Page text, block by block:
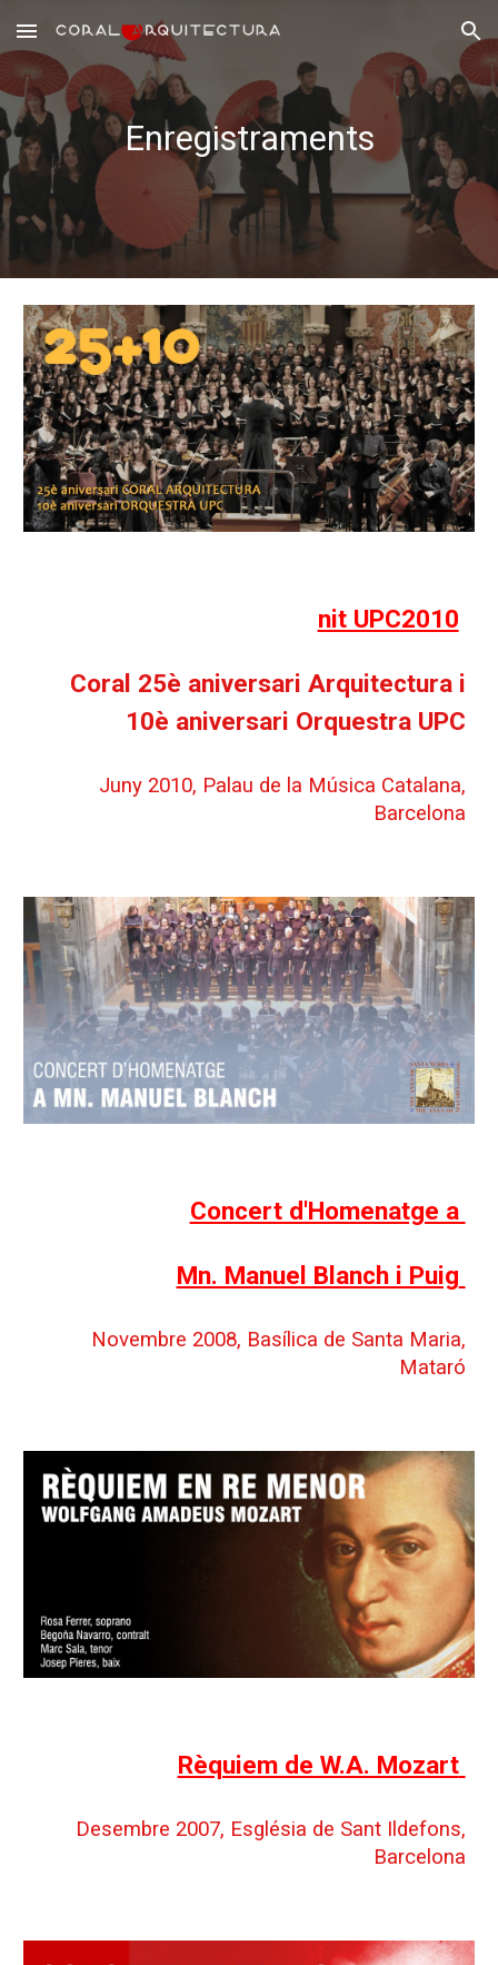
Skip to main content Skip to navigation
Enregistraments
nit UPC2010
Coral 25è aniversari Arquitectura i
10è aniversari Orquestra UPC
Juny 2010, Palau de la Música Catalana,
Barcelona
Concert d'Homenatge a
Mn. Manuel Blanch i Puig
Novembre 2008, Basílica de Santa Maria,
Mataró
Rèquiem de W.A. Mozart
Desembre 2007, Església de Sant Ildefons,
Barcelona